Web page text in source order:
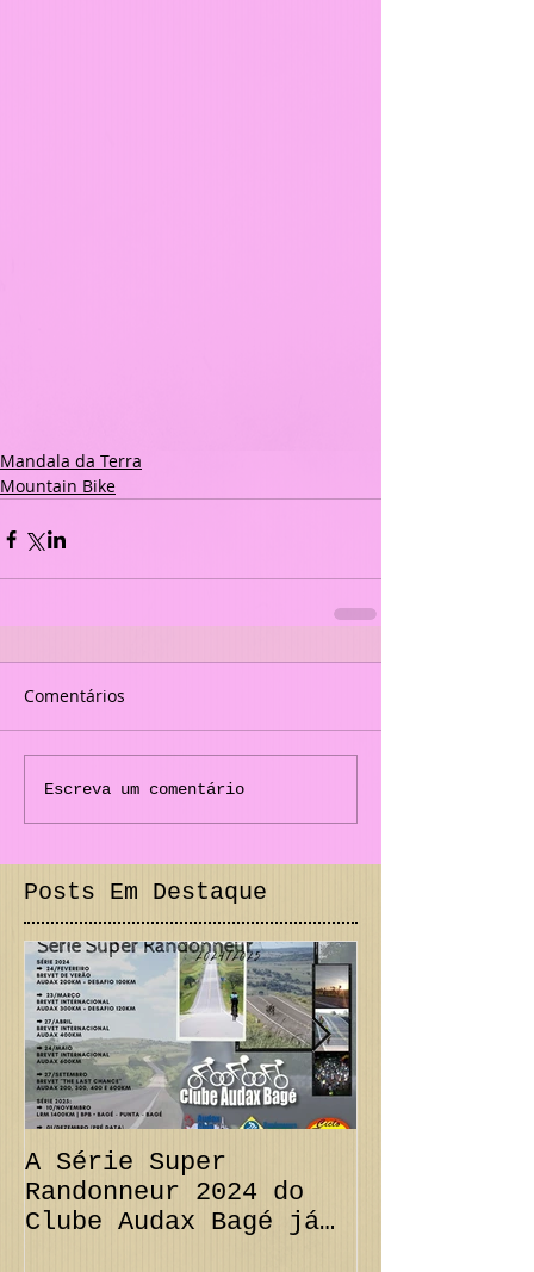
Mandala da Terra
Mountain Bike
Comentários
Escreva um comentário
Posts Em Destaque
A Série Super
Randonneur 2024 do
Clube Audax Bagé já